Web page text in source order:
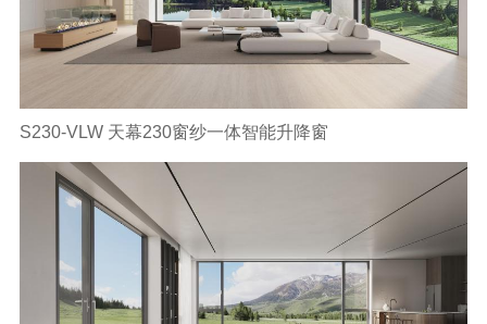
S230-VLW 天幕230窗纱一体智能升降窗